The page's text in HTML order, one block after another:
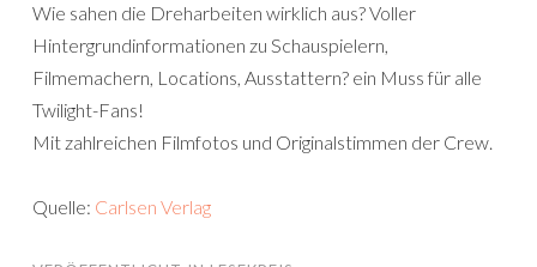
Wie sahen die Dreharbeiten wirklich aus? Voller
Hintergrundinformationen zu Schauspielern,
Filmemachern, Locations, Ausstattern? ein Muss für alle
Twilight-Fans!
Mit zahlreichen Filmfotos und Originalstimmen der Crew.
Quelle: Carlsen Verlag